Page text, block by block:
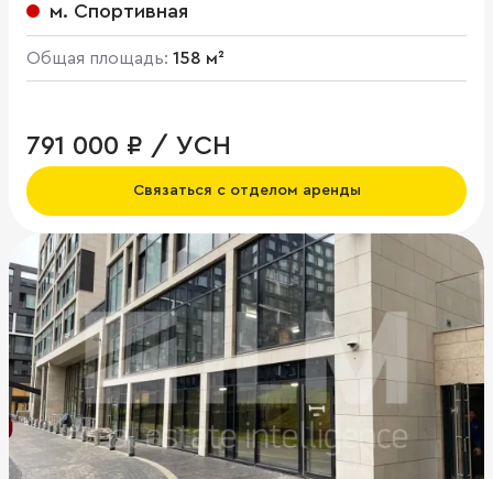
м. Спортивная
Общая площадь: 158 м²
791 000 ₽ / УСН
Связаться с отделом аренды